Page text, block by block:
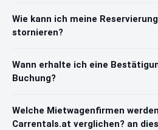
Wie kann ich meine
stornieren?
Wann erhalte ich eine
Buchung?
Welche Mietwagenfirmen
Carrentals.at verglichen? an